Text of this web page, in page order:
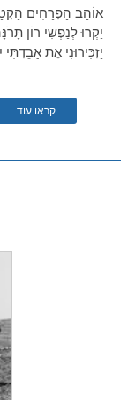
אוֹהַב הַפְּרָחִים
יַקְרוּ לְנַפְשִׁי רוֹן
יַזְכִּירוּנִי אֶת
קראו עוד